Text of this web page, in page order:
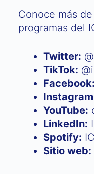
Conoce más
programas del
Twitter:
TikTok:
Facebook:
YouTube:
LinkedIn:
Spotify:
Sitio web: